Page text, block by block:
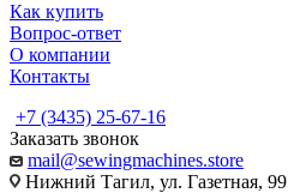
Как купить
Вопрос-ответ
О компании
Контакты
+7 (3435) 25-67-16
Заказать звонок
mail@sewingmachines.store
Нижний Тагил, ул. Газетная, 99